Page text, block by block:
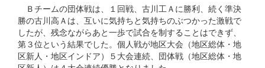
Ｂチームの団体戦は、１回戦、古川工Ａに勝利、続く準決
勝の古川高Ａは、互いに気持ちと気持ちのぶつかった激戦で
したが、残念ながらあと一歩で試合を制することはできず、
第３位という結果でした。個人戦が地区大会（地区総体・地
区新人・地区インドア）５大会連続、団体戦（地区総体・地